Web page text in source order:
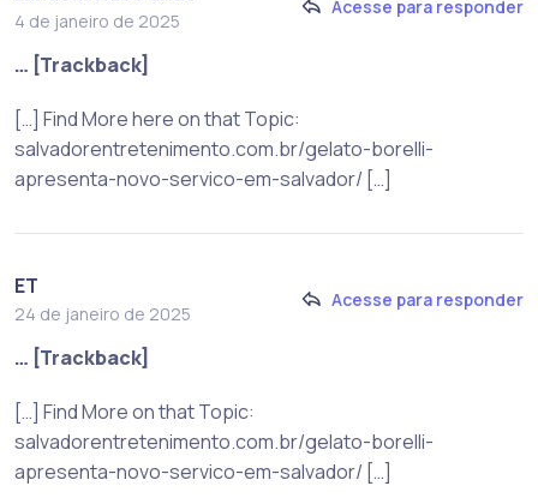
4 de janeiro de 2025
Acesse para responder
… [Trackback]
[…] Find More here on that Topic:
salvadorentretenimento.com.br/gelato-borelli-
apresenta-novo-servico-em-salvador/ […]
ET
24 de janeiro de 2025
Acesse para responder
… [Trackback]
[…] Find More on that Topic:
salvadorentretenimento.com.br/gelato-borelli-
apresenta-novo-servico-em-salvador/ […]